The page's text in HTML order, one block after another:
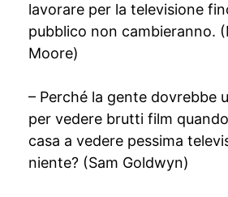
lavorare per la televisione
pubblico non cambieranno.
Moore)
– Perché la gente dovrebbe
per vedere brutti film
casa a vedere pessima
niente? (Sam Goldwyn)